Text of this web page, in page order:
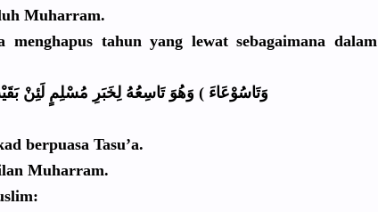
Muharram.
menghapus tahun yang lewat sebagaimana dalam
وَتَاسُوْعَاءَ ) وَهُوَ تَاسِعُهُ لِخَبَرِ مُسْلِمٍ لَئِنْ
berpuasa Tasu’a.
Muharram.